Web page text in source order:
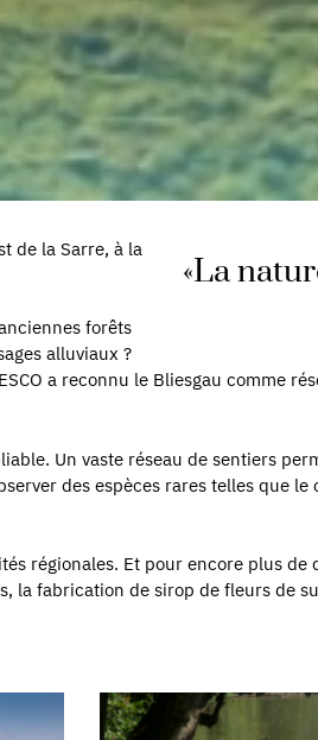
«La
de la Sarre, à la
forêts
alluviaux ?
a reconnu le Bliesgau comme
Un vaste réseau de sentiers
des espèces rares telles que
régionales. Et pour encore plus
fabrication de sirop de fleurs de